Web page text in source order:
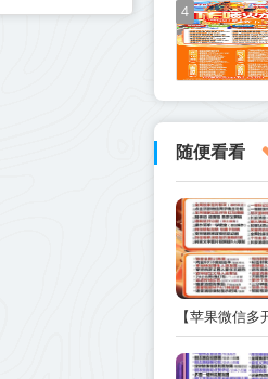
4
随便看看